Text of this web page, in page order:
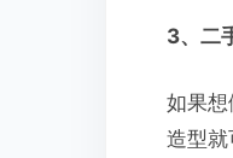
3、二
如果
造型就